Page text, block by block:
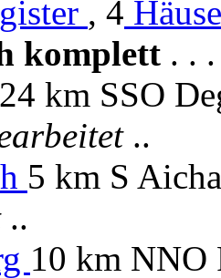
, 4
komplett . .
24 km SSO
..
5 km S
..
10 km NNO